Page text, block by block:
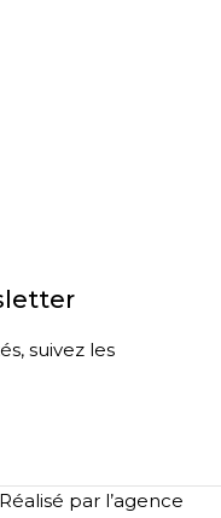
suivez les
par l’agence